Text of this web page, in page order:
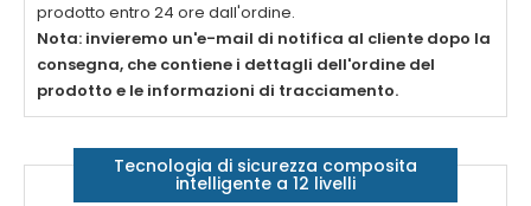
prodotto entro 24 ore dall'ordine.
Nota: invieremo un'e-mail di notifica al cliente dopo la
consegna, che contiene i dettagli dell'ordine del
prodotto e le informazioni di tracciamento.
Tecnologia di sicurezza composita
intelligente a 12 livelli